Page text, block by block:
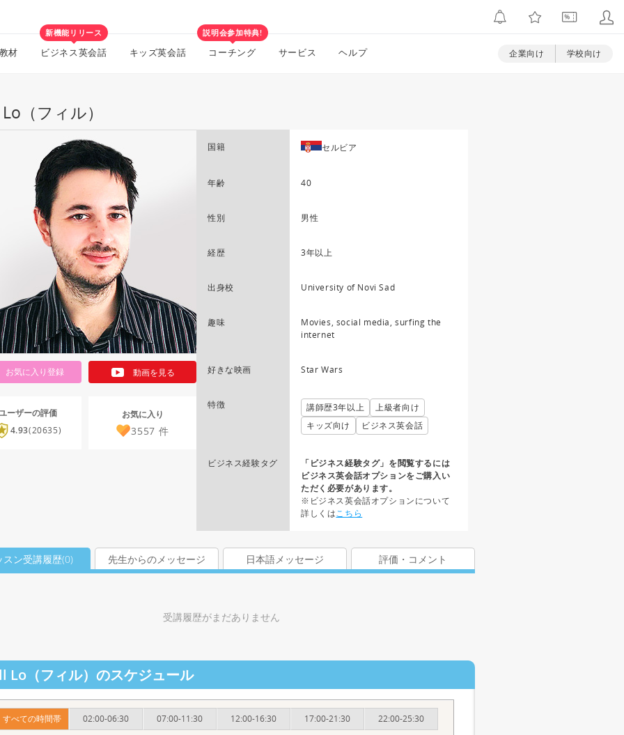
材
新機能リリース
ビジネス英会話 キッズ英会話
説明会参加特典!
コーチング サービス ヘルプ 企業向け 学校向け
（フィル）
お気に入り登録 動画を見る
ーザーの評価
4.93(20635)
お気に入り
3557 件
国籍 セルビア
年齢 40
性別 男性
経歴 3年以上
出身校 University of Novi Sad
趣味
Movies, social media, surfing the
internet
好きな映画 Star Wars
特徴 講師歴3年以上
上級者向け
キッズ向け
ビジネス英会話
ビジネス経験タグ
「ビジネス経験タグ」を閲覧するには
ビジネス英会話オプションをご購入い
ただく必要があります。
※ビジネス英会話オプションについて
詳しくはこちら
スン受講履歴(0) 先生からのメッセージ 日本語メッセージ 評価・コメント
受講履歴がまだありません
Lo（フィル）のスケジュール
すべての時間帯 02:00-06:30 07:00-11:30 12:00-16:30 17:00-21:30 22:00-25:30